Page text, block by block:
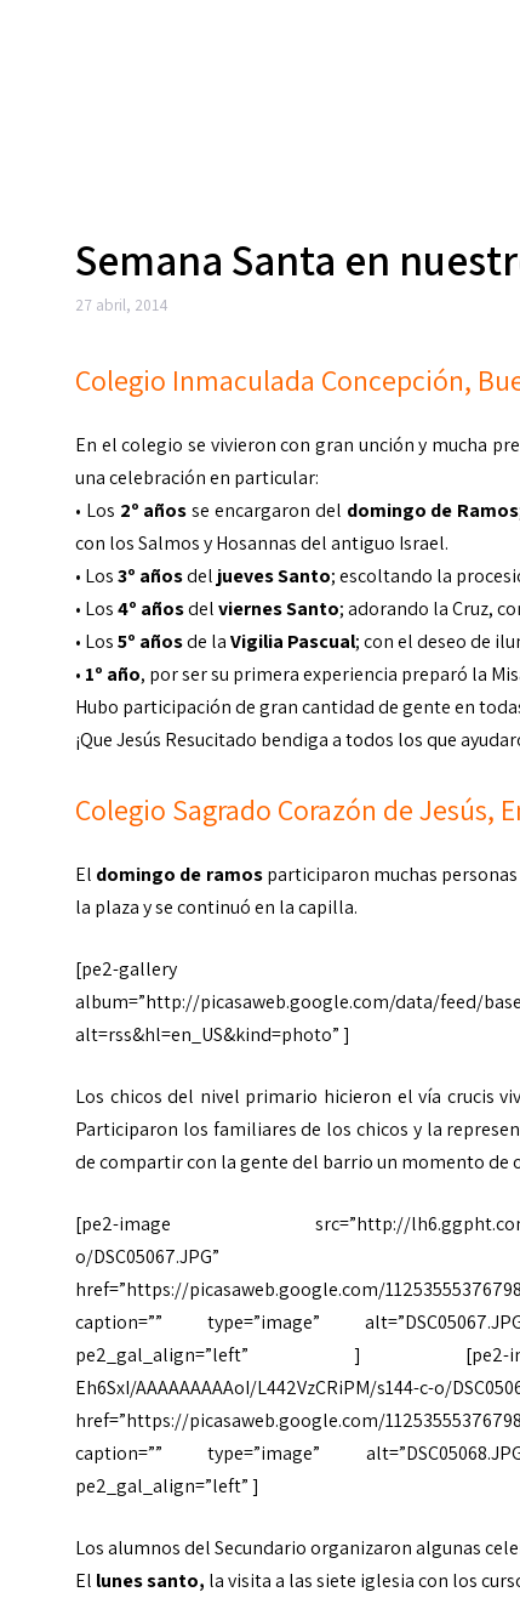
Semana Santa en
27 abril, 2014
Colegio Inmaculada Concepción,
En el colegio se vivieron con gran unción y mucha
una celebración en particular:
• Los 2º añosse encargaron del domingo de Ramos
con los Salmos y Hosannas del antiguo Israel.
• Los3º añosdeljueves Santo; escoltando la
• Los4º añosdelviernes Santo; adorando la Cruz,
• Los5º añosde laVigilia Pascual; con el deseo de
• 1º año, por ser su primera experiencia preparó la
Hubo participación de gran cantidad de gente en
¡Que Jesús Resucitado bendiga a todos los que
Colegio Sagrado Corazón de Jesús,
El domingo de ramosparticiparon muchas
la plaza y se continuó en la capilla.
[pe2-gallery
album=”http://picasaweb.google.com/data/feed/
alt=rss&hl=en_US&kind=photo” ]
Los chicos del nivel primario hicieron el vía crucis
Participaron los familiares de los chicos y la
de compartir con la gente del barrio un momento de
[pe2-image src=”http://lh6.ggpht.com/-
o/DSC05067.JPG”
href=”https://picasaweb.google.com/
caption=”” type=”image”
pe2_gal_align=”left” ] [pe2-image
Eh6SxI/AAAAAAAAAoI/L442VzCRiPM/s144-c-o/
href=”https://picasaweb.google.com/
caption=”” type=”image”
pe2_gal_align=”left” ]
Los alumnos del Secundario organizaron algunas
El lunes santo, la visita a las siete iglesia con los